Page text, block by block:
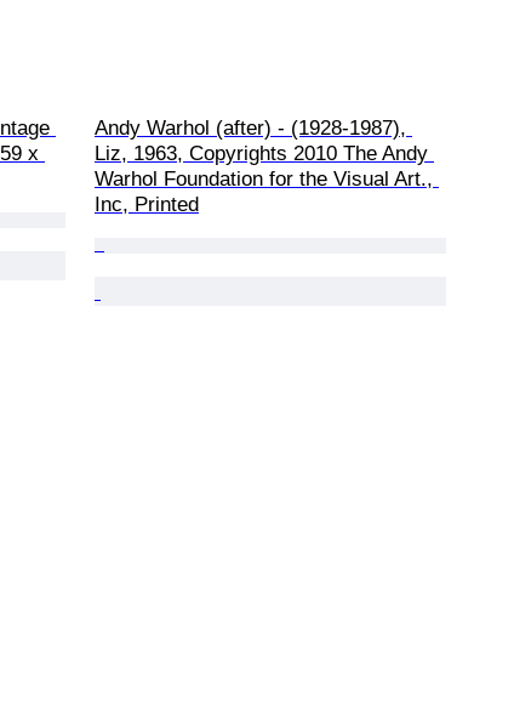
x
Andy Warhol (after) - (1928-1987),
Liz, 1963, Copyrights 2010 The Andy
Warhol Foundation for the Visual Art.,
Inc, Printed